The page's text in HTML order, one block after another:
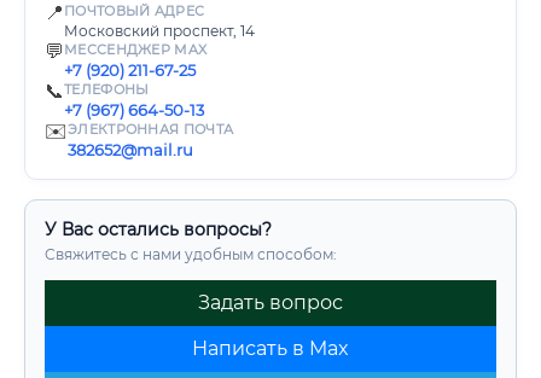
📍 ПОЧТОВЫЙ АДРЕС
Московский проспект, 14
💬 МЕССЕНДЖЕР MAX
+7 (920) 211-67-25
📞ТЕЛЕФОНЫ
+7 (967) 664-50-13
✉️ЭЛЕКТРОННАЯ ПОЧТА
382652@mail.ru
У Вас остались вопросы?
Свяжитесь с нами удобным способом:
Задать вопрос
Написать в Max